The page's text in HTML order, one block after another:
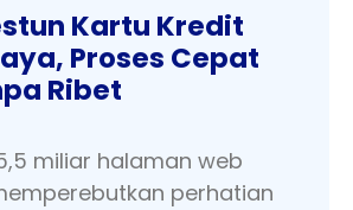
Kartu Kredit
Proses Cepat
Ribet
miliar halaman web
perhatian